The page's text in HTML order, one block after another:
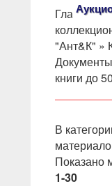
Главная»
"Ант&К" »
Документы
книги до
В
Показано
1-30